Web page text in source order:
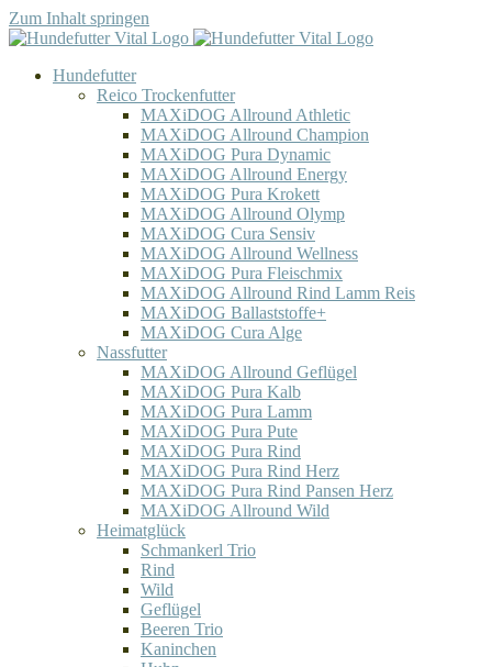
Zum Inhalt springen
Hundefutter
Reico Trockenfutter
MAXiDOG Allround Athletic
MAXiDOG Allround Champion
MAXiDOG Pura Dynamic
MAXiDOG Allround Energy
MAXiDOG Pura Krokett
MAXiDOG Allround Olymp
MAXiDOG Cura Sensiv
MAXiDOG Allround Wellness
MAXiDOG Pura Fleischmix
MAXiDOG Allround Rind Lamm Reis
MAXiDOG Ballaststoffe+
MAXiDOG Cura Alge
Nassfutter
MAXiDOG Allround Geflügel
MAXiDOG Pura Kalb
MAXiDOG Pura Lamm
MAXiDOG Pura Pute
MAXiDOG Pura Rind
MAXiDOG Pura Rind Herz
MAXiDOG Pura Rind Pansen Herz
MAXiDOG Allround Wild
Heimatglück
Schmankerl Trio
Rind
Wild
Geflügel
Beeren Trio
Kaninchen